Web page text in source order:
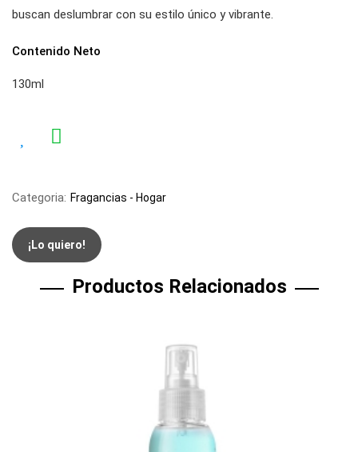
buscan deslumbrar con su estilo único y vibrante.
Contenido Neto
130ml
Categoria: Fragancias - Hogar
¡Lo quiero!
Productos Relacionados